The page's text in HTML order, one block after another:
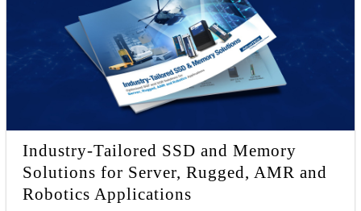
Industry-Tailored SSD and Memory
Solutions for Server, Rugged, AMR and
Robotics Applications